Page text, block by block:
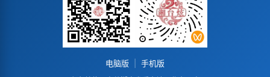
电脑版 手机版